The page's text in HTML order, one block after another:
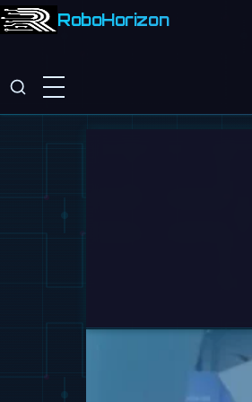
RoboHorizon